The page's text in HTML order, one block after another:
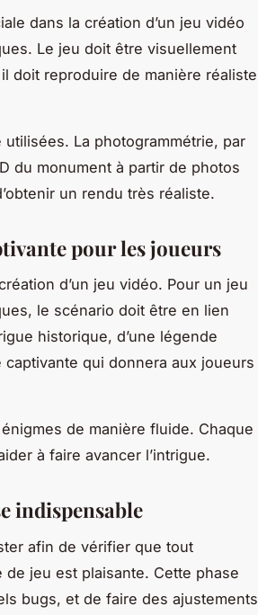
dans la création d’un jeu vidéo
Le jeu doit être visuellement
doit reproduire de manière réaliste
La photogrammétrie, par
du monument à partir de photos
un rendu très réaliste.
pour les joueurs
d’un jeu vidéo. Pour un jeu
le scénario doit être en lien
historique, d’une légende
qui donnera aux joueurs
de manière fluide. Chaque
à faire avancer l’intrigue.
indispensable
afin de vérifier que tout
jeu est plaisante. Cette phase
bugs, et de faire des ajustements